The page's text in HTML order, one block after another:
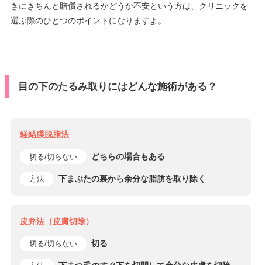
きにきちんと賠償されるかどうか不安という方は、クリニックを
選ぶ際のひとつのポイントになりますよ。
目の下のたるみ取りにはどんな施術がある？
経結膜脱脂法
切る/切らない どちらの場合もある
方法 下まぶたの裏から余分な脂肪を取り除く
皮弁法（皮膚切除）
切る/切らない 切る